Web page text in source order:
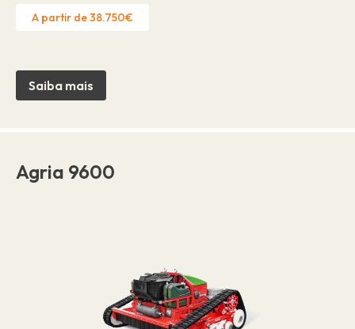
A partir de 38.750€
Saiba mais
Agria 9600